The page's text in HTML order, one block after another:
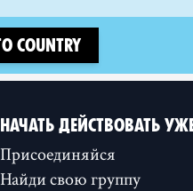
country
НАЧАТЬ ДЕЙСТВОВАТЬ
Присоединяйся
Найди свою группу